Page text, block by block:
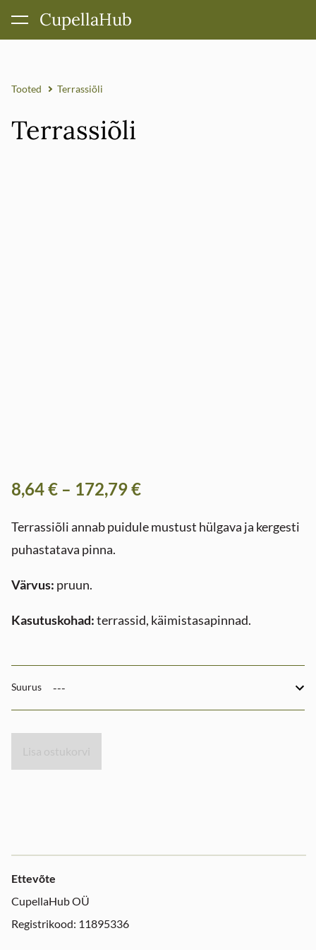
CupellaHub
lisati ostukorvi. Vaata ostukorvi
Tooted Terrassiõli
Terrassiõli
8,64 € – 172,79 €
Terrassiõli annab puidule mustust hülgava ja kergesti
puhastatava pinna.
Värvus: pruun.
Kasutuskohad:terrassid, käimistasapinnad.
Suurus
Ettevõte
CupellaHub OÜ
Registrikood: 11895336